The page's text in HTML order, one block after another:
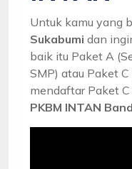
Untuk kamu yang
Sukabumi dan
baik itu Paket A
SMP) atau Paket
mendaftar Paket C
PKBM INTAN